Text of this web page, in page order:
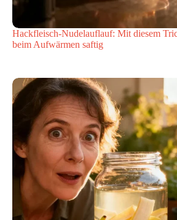
Hackfleisch-Nudelauflauf: Mit diesem
beim Aufwärmen saftig